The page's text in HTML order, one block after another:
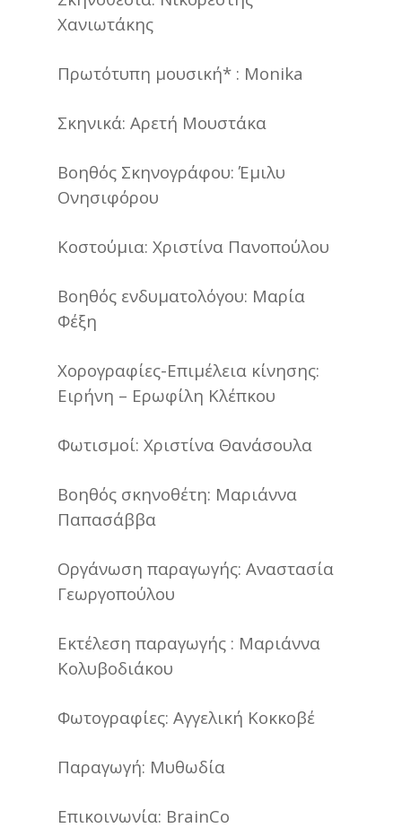
Χανιωτάκης
Πρωτότυπη μουσική* : Monika
Σκηνικά: Αρετή Μουστάκα
Βοηθός Σκηνογράφου: Έμιλυ
Ονησιφόρου
Κοστούμια: Χριστίνα Πανοπούλου
Βοηθός ενδυματολόγου: Μαρία
Φέξη
Χορογραφίες-Επιμέλεια κίνησης:
Ειρήνη – Ερωφίλη Κλέπκου
Φωτισμοί: Χριστίνα Θανάσουλα
Βοηθός σκηνοθέτη: Μαριάννα
Παπασάββα
Οργάνωση παραγωγής: Αναστασία
Γεωργοπούλου
Εκτέλεση παραγωγής : Μαριάννα
Κολυβοδιάκου
Φωτογραφίες: Αγγελική Κοκκοβέ
Παραγωγή: Μυθωδία
Επικοινωνία: BrainCo